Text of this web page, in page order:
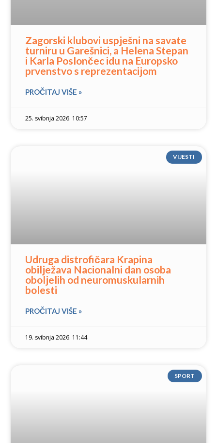
Zagorski klubovi uspješni na savate
turniru u Garešnici, a Helena Stepan
i Karla Poslončec idu na Europsko
prvenstvo s reprezentacijom
PROČITAJ VIŠE »
25. svibnja 2026. 10:57
VIJESTI
Udruga distrofičara Krapina
obilježava Nacionalni dan osoba
oboljelih od neuromuskularnih
bolesti
PROČITAJ VIŠE »
19. svibnja 2026. 11:44
SPORT